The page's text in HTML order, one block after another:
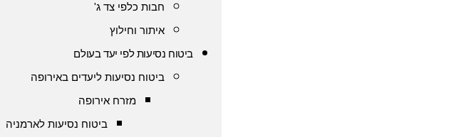
חבות כלפי צד ג'
איתור וחילוץ
ביטוח נסיעות לפי יעד בעולם
ביטוח נסיעות ליעדים באירופה
מזרח אירופה
ביטוח נסיעות לארמניה